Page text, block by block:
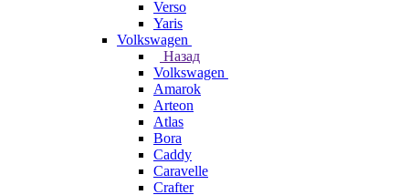
Verso
Yaris
Volkswagen
Назад
Volkswagen
Amarok
Arteon
Atlas
Bora
Caddy
Caravelle
Crafter